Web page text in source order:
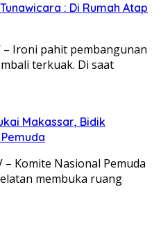
: Di Rumah Atap
– Ironi pahit pembangunan
terkuak. Di saat
Makassar, Bidik
– Komite Nasional Pemuda
membuka ruang